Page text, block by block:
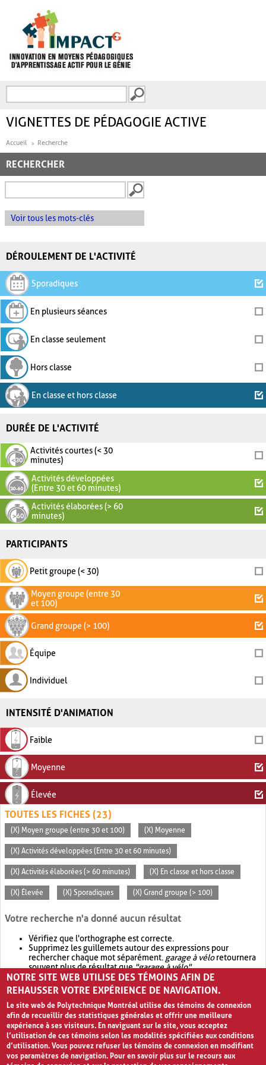
FORMULAIRE DE
VIGNETTES DE PÉDAGOGIE ACTIVE
Accueil Recherche
RECHERCHER
Voir tous les mots-clés
DÉROULEMENT DE L'ACTIVITÉ
Sporadiques
En plusieurs séances
En classe seulement
Hors classe
En classe et hors classe
DURÉE DE L'ACTIVITÉ
Activités courtes (< 30
minutes)
Activités développées
(Entre 30 et 60 minutes)
Activités élaborées (> 60
minutes)
PARTICIPANTS
Petit groupe (< 30)
Moyen groupe (entre 30
et 100)
Grand groupe (> 100)
Équipe
Individuel
INTENSITÉ D'ANIMATION
Faible
Moyenne
Élevée
TOUTES LES FICHES (23)
(X) Moyen groupe (entre 30 et 100) (X) Moyenne
(X) Activités développées (Entre 30 et 60 minutes)
(X) Activités élaborées (> 60 minutes) (X) En classe et hors classe
(X) Élevée (X) Sporadiques (X) Grand groupe (> 100)
Votre recherche n'a donné aucun résultat
Vérifiez que l'orthographe est correcte.
Supprimez les guillemets autour des expressions pour
rechercher chaque mot séparément. garage à véloretournera
souvent plus de résultat que"garage à vélo".
Envisagez d'élargir votre recherche avec OR.garage OR vélo
retournera souvent plus de résultat quegarage à vélo
NOTRE SITE WEB UTILISE DES TÉMOINS AFIN DE
REHAUSSER VOTRE EXPÉRIENCE DE NAVIGATION.
Le site web de Polytechnique Montréal utilise des témoins de connexion
afin de recueillir des statistiques générales et offrir une meilleure
expérience à ses visiteurs. En naviguant sur le site, vous acceptez
l’utilisation de ces témoins selon les modalités spécifiées aux conditions
d’utilisation. Vous pouvez refuser les témoins de connexion en modifiant
vos paramètres de navigation. Pour en savoir plus sur le recours aux